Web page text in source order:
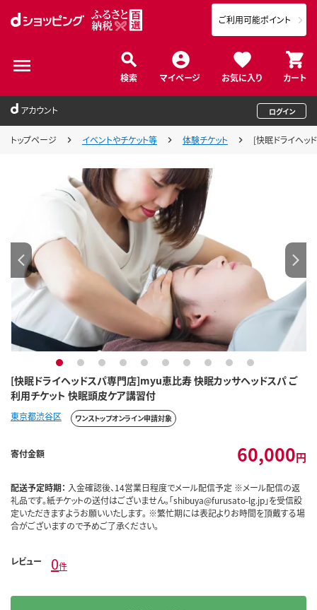
検索 マイページ お気に入り カート
ご利用可能ポイント
アカウント ログイン
トップページ イベントやチケット等 体験チケット [快眠ドライヘッ
[快眠ドライヘッドスパ専門店]myu恵比寿 快眠カッサヘッドスパ ご
利用チケット 快眠頭皮ケア講習付
1 2 3 4 5 6 7 8 9 10
東京都渋谷区 ワンストップオンライン申請対象
寄付金額 60,000円
配送予定時期： 入金確認後、14営業日程度でメール配信予定 ※メール配信の返
礼品です。紙チケットの送付はございません。「shibuya@furusato-lg.jp」を受信設
定いただきますようお願いいたします。 ※繁忙期には表記よりお時間を頂戴する場
合がございますので予めご了承ください。
レビュー 0件